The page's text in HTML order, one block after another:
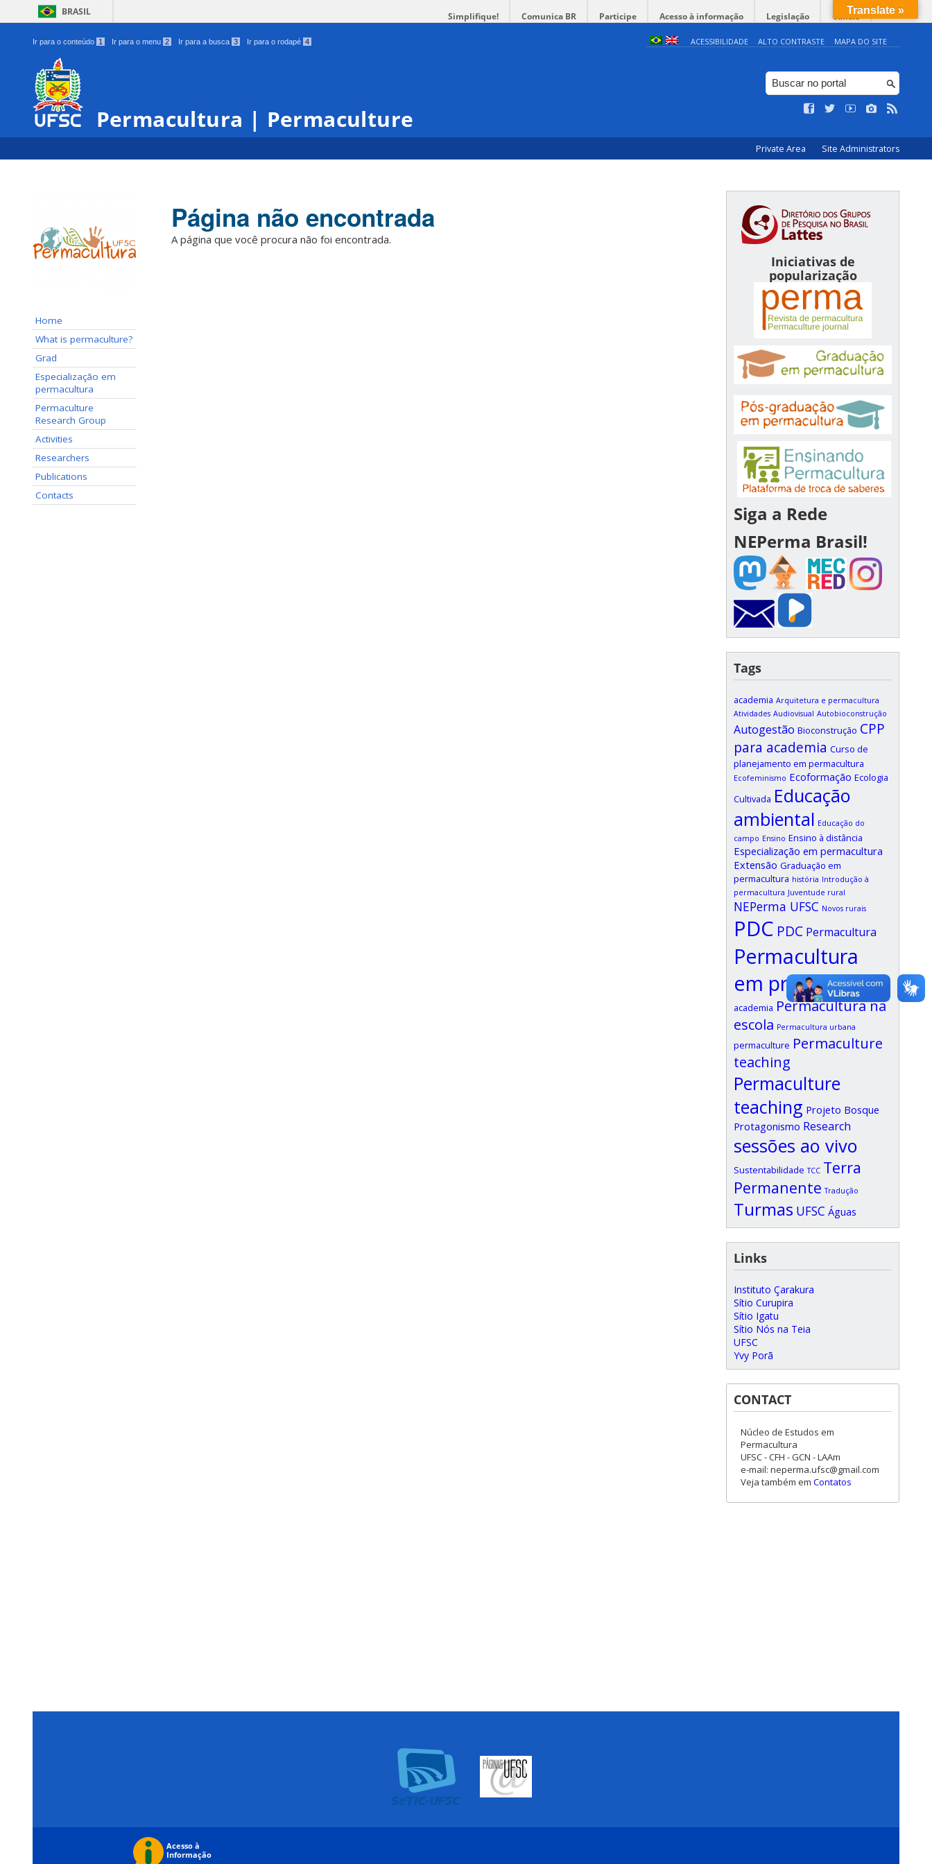
BRASIL Simplifique! Comunica BR Participe Acesso à informação Legislação Canais
Ir para o conteúdo 1 Ir para o menu 2 Ir para a busca 3 Ir para o rodapé 4 ACESSIBILIDADE ALTO CONTRASTE MAPA DO SITE
Permacultura | Permaculture
Private Area Site Administrators
Home
What is permaculture?
Grad
Especialização em
permacultura
Permaculture
Research Group
Activities
Researchers
Publications
Contacts
Página não encontrada
A página que você procura não foi encontrada.
Iniciativas de
popularização
Siga a Rede
NEPerma Brasil!
Tags
academia Arquitetura e permacultura
Atividades Audiovisual Autobioconstrução
Autogestão Bioconstrução CPP
para academia Curso de
planejamento em permacultura
Ecofeminismo Ecoformação Ecologia
Cultivada Educação
ambiental Educação do
campo Ensino Ensino à distância
Especialização em permacultura
Extensão Graduação em
permacultura história Introdução à
permacultura Juventude rural
NEPerma UFSC Novos rurais
PDC PDC Permacultura
Permacultura
em prosa Permacultura na
academia Permacultura na
escola Permacultura urbana
permaculture Permaculture
teaching
Permaculture
teaching Projeto Bosque
Protagonismo Research
sessões ao vivo
Sustentabilidade TCC Terra
Permanente Tradução
Turmas UFSC Águas
Links
Instituto Çarakura
Sítio Curupira
Sítio Igatu
Sítio Nós na Teia
UFSC
Yvy Porã
CONTACT
Núcleo de Estudos em
Permacultura
UFSC - CFH - GCN - LAAm
e-mail: neperma.ufsc@gmail.com
Veja também em Contatos
Translate »